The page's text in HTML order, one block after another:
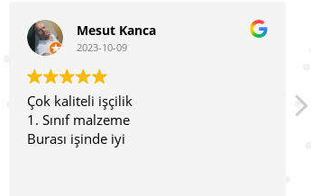
Memoreis
Çok kaliteli işçilik çok
gözünüz arkada